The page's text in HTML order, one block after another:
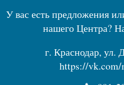
У вас есть предложения
нашего Центра?
г. Краснодар, ул.
https://